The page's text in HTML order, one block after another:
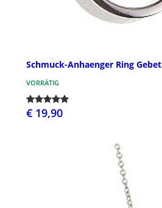
Schmuck-Anhaenger Ring Gebet
VORRÄTIG
€ 19,90